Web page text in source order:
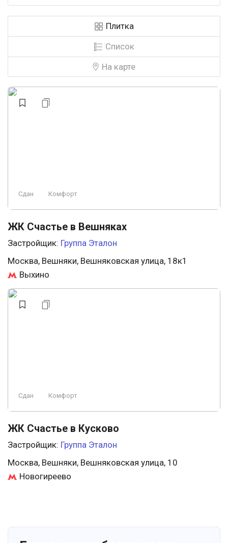
Бизнес Рядом с парком Детский садик
Закрытая территория У воды
Видеонаблюдение Панорамные окна
Комфорт Консьерж
Строится, есть сданные
Плитка
Список
На карте
Сдан Комфорт
ЖК Счастье в Вешняках
Застройщик: Группа Эталон
Москва, Вешняки, Вешняковская улица, 18к1
Выхино
Сдан Комфорт
ЖК Счастье в Кусково
Застройщик: Группа Эталон
Москва, Вешняки, Вешняковская улица, 10
Новогиреево